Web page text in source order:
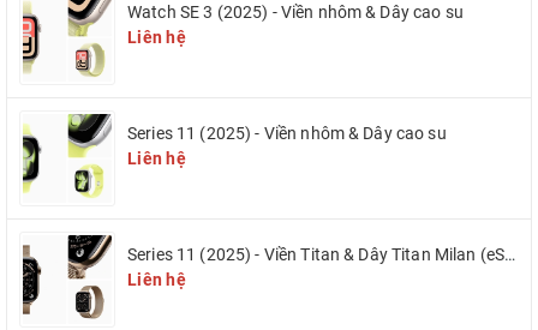
Neural Engine được thiết kế lại, iPad Air M4 13 inch tối ưu hóa hoàn
hảo cho hệ sinh thái Apple Intelligence. Các tác vụ AI nặng nề như
kết xuất đồ họa 3D, chỉnh sửa ảnh thông minh hay phân tích dữ liệu
pin.
Trải nghiệm hội thoại chuyên nghiệp với Camera ngang
hướng làm việc linh hoạt, Apple đã đặt camera trước Ultra Wide
tính năng Center Stage (Màn hình trung tâm) tích hợp AI sẽ luôn tự
động điều chỉnh khung hình để giữ bạn ở vị trí trung tâm, mang lại
những cuộc gọi video sắc nét và chuyên nghiệp nhất.
Watch SE 3 (2025) - Viền nhôm & Dây cao su
Liên hệ
Series 11 (2025) - Viền nhôm & Dây cao su
Liên hệ
Series 11 (2025) - Viền Titan & Dây Titan Milan (eSIM)
Liên hệ